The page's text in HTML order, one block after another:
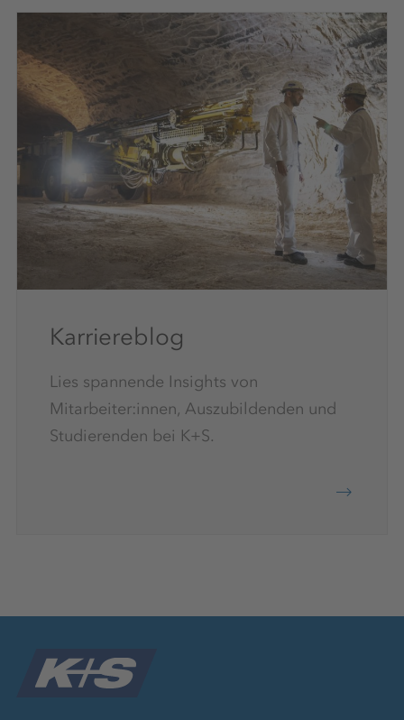
Karriereblog
Lies spannende Insights von
Mitarbeiter:innen, Auszubildenden und
Studierenden bei K+S.